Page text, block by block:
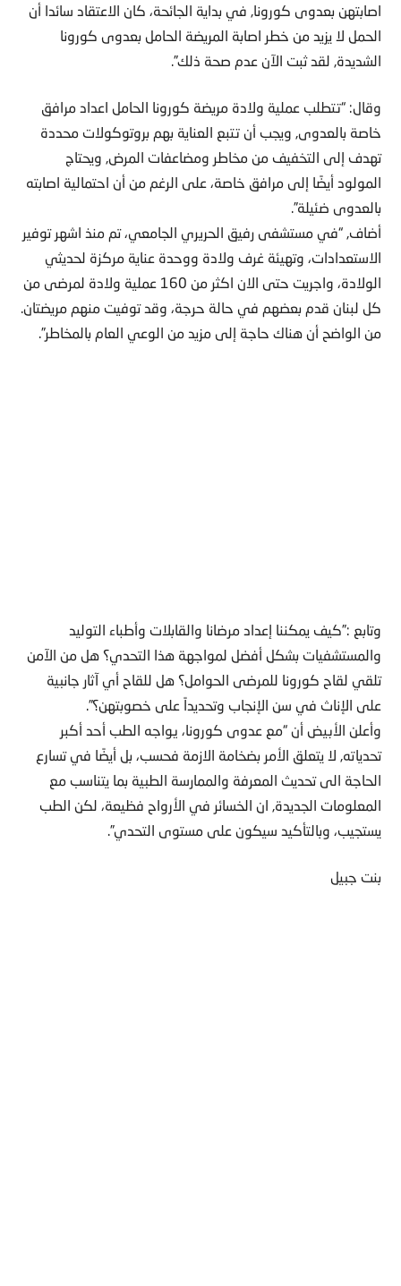
اصابتهن بعدوى كورونا, في بداية الجائحة، كان الاعتقاد سائدا أن
الحمل لا يزيد من خطر اصابة المريضة الحامل بعدوى كورونا
الشديدة, لقد ثبت الآن عدم صحة ذلك”.
وقال: “تتطلب عملية ولادة مريضة كورونا الحامل اعداد مرافق
خاصة بالعدوى, ويجب أن تتبع العناية بهم بروتوكولات محددة
تهدف إلى التخفيف من مخاطر ومضاعفات المرض, ويحتاج
المولود أيضًا إلى مرافق خاصة، على الرغم من أن احتمالية اصابته
بالعدوى ضئيلة”.
أضاف, “في مستشفى رفيق الحريري الجامعي، تم منذ اشهر توفير
الاستعدادات، وتهيئة غرف ولادة ووحدة عناية مركزة لحديثي
الولادة، واجريت حتى الان اكثر من 160 عملية ولادة لمرضى من
كل لبنان قدم بعضهم في حالة حرجة، وقد توفيت منهم مريضتان.
من الواضح أن هناك حاجة إلى مزيد من الوعي العام بالمخاطر”.
وتابع :”كيف يمكننا إعداد مرضانا والقابلات وأطباء التوليد
والمستشفيات بشكل أفضل لمواجهة هذا التحدي؟ هل من الآمن
تلقي لقاح كورونا للمرضى الحوامل؟ هل للقاح أي آثار جانبية
على الإناث في سن الإنجاب وتحديداً على خصوبتهن؟”.
وأعلن الأبيض أن “مع عدوى كورونا، يواجه الطب أحد أكبر
تحدياته, لا يتعلق الأمر بضخامة الازمة فحسب، بل أيضًا في تسارع
الحاجة الى تحديث المعرفة والممارسة الطبية بما يتناسب مع
المعلومات الجديدة, ان الخسائر في الأرواح فظيعة، لكن الطب
يستجيب، وبالتأكيد سيكون على مستوى التحدي”.
بنت جبيل